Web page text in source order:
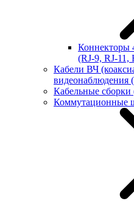
Коннекторы
(RJ-9, RJ-11,
Кабели ВЧ
видеонаблюдения
Кабельные сборки
Коммутационные